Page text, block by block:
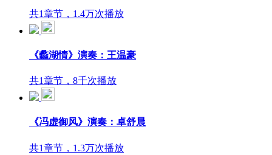
共1章节，1.4万次播放
《蠡湖情》演奏：王温豪
共1章节，8千次播放
《冯虚御风》演奏：卓舒晨
共1章节，1.3万次播放